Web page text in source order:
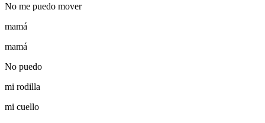
No me puedo mover
mamá
mamá
No puedo
mi rodilla
mi cuello